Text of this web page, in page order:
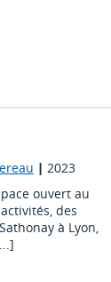
| 2023
ouvert au
des
à Lyon,